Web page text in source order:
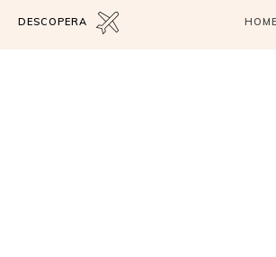
DESCOPERA HOME